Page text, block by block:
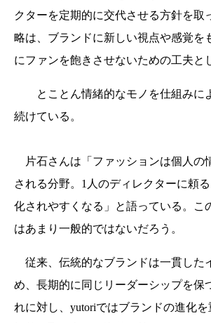
クターを定期的に交代させる方針を取
略は、ブランドに新しい視点や感覚を
にファンを飽きさせないための工夫と
とことん情緒的なモノを仕組みに
続けている。
片石さんは「ファッションは個人の
される分野。1人のディレクターに頼
化されやすくなる」と語っている。こ
はあまり一般的ではないだろう。
従来、伝統的なブランドは一貫した
め、長期的に同じリーダーシップを保
れに対し、yutoriではブランドの進化